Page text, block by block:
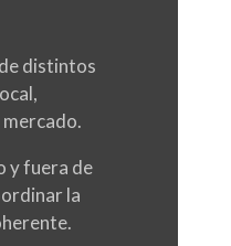
distintos
y fuera de
la